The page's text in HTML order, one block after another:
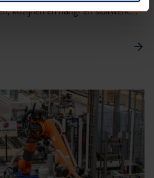
kozijnen en hang‑ en sluitwerk.